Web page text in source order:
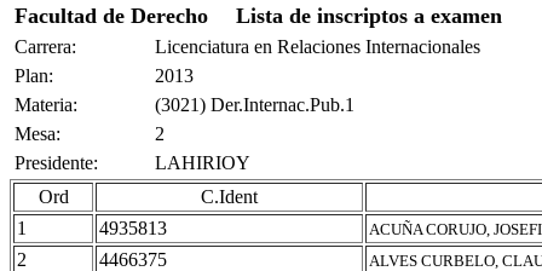
Facultad de Derecho Lista de inscriptos a examen
Carrera:
Licenciatura en Relaciones Internacionales
Plan:
2013
Materia:
(3021) Der.Internac.Pub.1
Mesa:
2
Presidente:
LAHIRIOY
Ord
C.Ident
1
4935813 ACUÑA CORUJO,
2 4466375 ALVES CURBELO,